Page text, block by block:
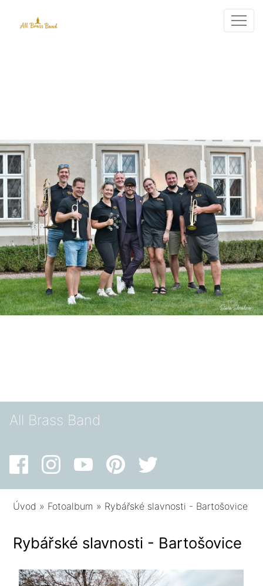
All Brass Band
Úvod » Fotoalbum » Rybářské slavnosti - Bartošovice
Rybářské slavnosti - Bartošovice